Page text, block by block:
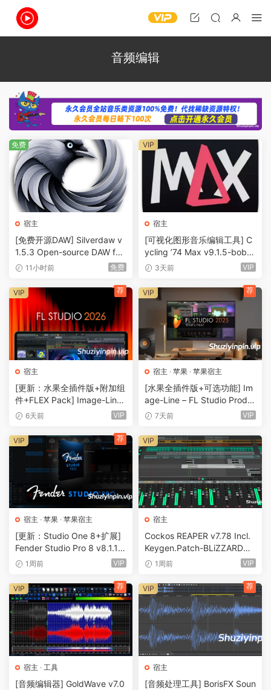
音频编辑
宿主
[免费开源DAW] Silverdaw v
1.5.3 Open-source DAW for
remixing & mashups [WiN]
11小时前 免费
免费
宿主
[可视化图形音乐编辑工具] C
ycling ’74 Max v9.1.5-bobd
ule [WiN]（724MB）
3天前 VIP
VIP
宿主
[更新：水果全插件版+附加组
件+FLEX Pack] Image-Line
– FL Studio Producer Editio
gins Edition + Addons) ReP
ack [WiN]（1.06GB+2.0GB+
15.50GB）
6天前 VIP
VIP 荐
宿主 · 苹果 · 苹果宿主
[水果全插件版+可选功能] Im
age-Line – FL Studio Produ
cer Edition v25.2.5.5055 (Al
[MacOSX]（1GB+)
7天前 VIP
VIP 荐
宿主 · 苹果 · 苹果宿主
[更新：Studio One 8+扩展]
Fender Studio Pro 8 v8.1.1 P
atched+Keygen-GUISEPPE
B）
1周前 VIP
VIP 荐
宿主
Cockos REAPER v7.78 Incl.
Keygen.Patch-BLiZZARD
[WiN]（33.3MB）
1周前 VIP
VIP
宿主 · 工具
[音频编辑器] GoldWave v7.0
VIP 荐
宿主
[音频处理工具] BorisFX Soun
VIP 荐